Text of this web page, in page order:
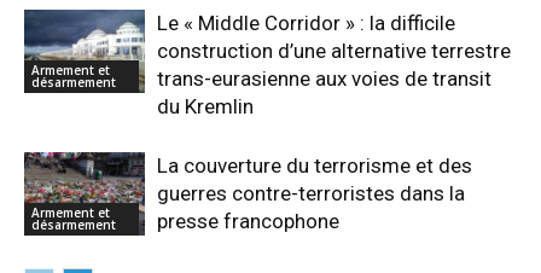
Armement et
désarmement
Le « Middle Corridor » : la difficile
construction d’une alternative terrestre
trans-eurasienne aux voies de transit
du Kremlin
Armement et
désarmement
La couverture du terrorisme et des
guerres contre-terroristes dans la
presse francophone